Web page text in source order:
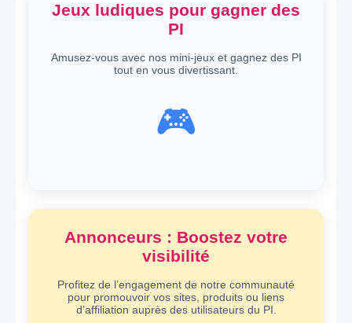
Jeux ludiques pour gagner des
PI
Amusez-vous avec nos mini-jeux et gagnez des PI
tout en vous divertissant.
🎮
Annonceurs : Boostez votre
visibilité
Profitez de l’engagement de notre communauté
pour promouvoir vos sites, produits ou liens
d’affiliation auprès des utilisateurs du PI.